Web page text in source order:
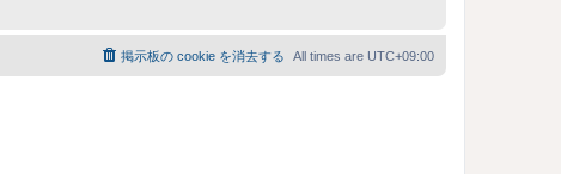
All times are UTC+09:00
掲示板の cookie を消去する